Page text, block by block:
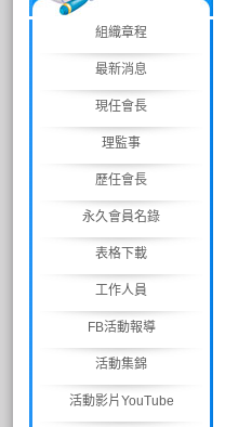
組織章程
最新消息
現任會長
理監事
歷任會長
永久會員名錄
表格下載
工作人員
FB活動報導
活動集錦
活動影片YouTube